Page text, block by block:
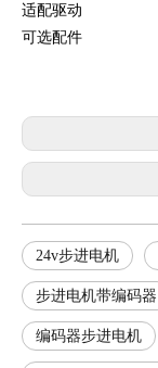
适配驱动
可选配件
24v步进电机
步进电机带编码器
编码器步进电机